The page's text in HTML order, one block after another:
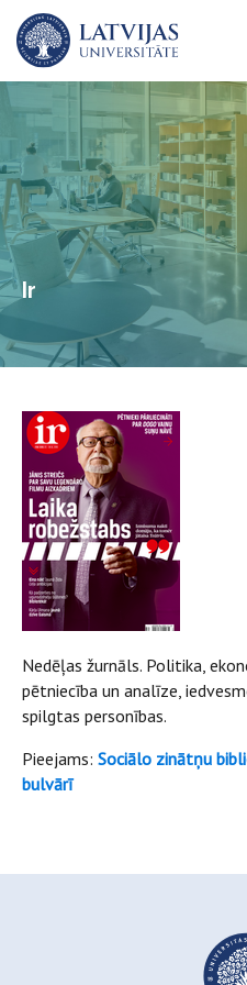
Ir
Nedēļas žurnāls. Politika,
pētniecība un analīze,
spilgtas personības.
Pieejams: Sociālo zinātņu
bulvārī